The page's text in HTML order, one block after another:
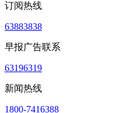
订阅热线
63883838
早报广告联系
63196319
新闻热线
1800-7416388